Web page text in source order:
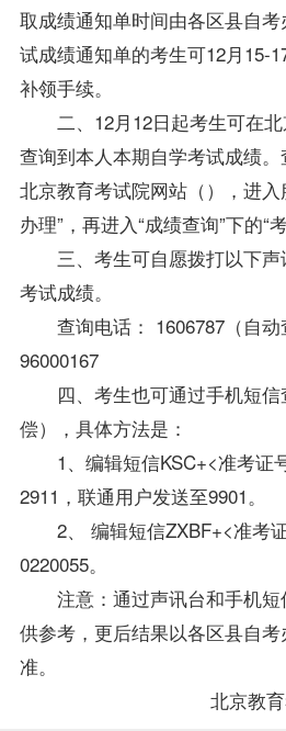
取成绩通知单时间由各区县自考
试成绩通知单的考生可12月15-
补领手续。
二、12月12日起考生可在北
查询到本人本期自学考试成绩
北京教育考试院网站（），进
办理”，再进入“成绩查询”下的“
三、考生可自愿拨打以下声
考试成绩。
查询电话： 1606787（自动
96000167
四、考生也可通过手机短信
偿），具体方法是：
1、编辑短信KSC+<准考证
2911，联通用户发送至9901。
2、 编辑短信ZXBF+<准考
0220055。
注意：通过声讯台和手机短
供参考，更后结果以各区县自
准。
北京教